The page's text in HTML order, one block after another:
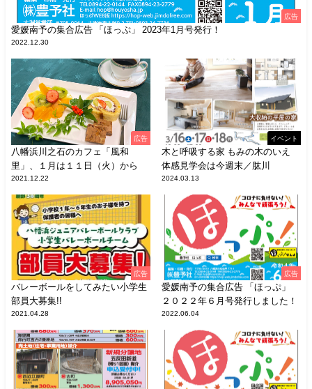
広告
愛媛南予の集合広告 「ほっぷ」 2023年1月号発行！
2022.12.30
広告
八幡浜川之石のカフェ「風和
里」、１月は１１日（火）から
2021.12.22
イベント
木と呼吸する家 もみの木のいえ
体感見学会は今週末／肱川
2024.03.13
広告
バレーボールをしてみたい小学生
部員大募集!!
2021.04.28
広告
愛媛南予の集合広告 「ほっぷ」
２０２２年６月号発行しました！
2022.06.04